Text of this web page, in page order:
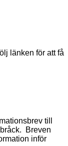
länken för att få
till
Breven
inför